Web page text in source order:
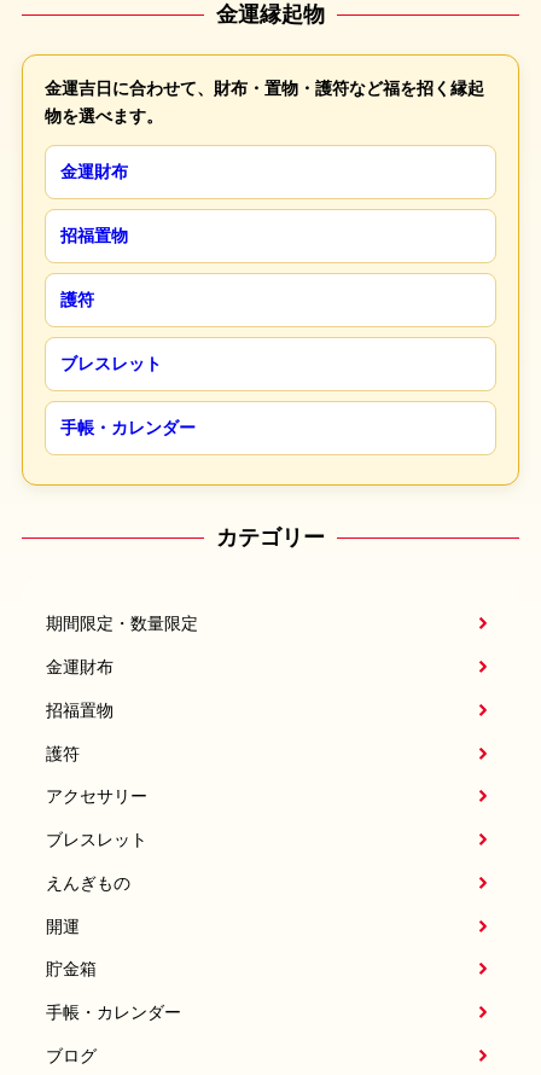
金運縁起物
金運吉日に合わせて、財布・置物・護符など福を招く縁起
物を選べます。
金運財布
招福置物
護符
ブレスレット
手帳・カレンダー
カテゴリー
期間限定・数量限定
金運財布
招福置物
護符
アクセサリー
ブレスレット
えんぎもの
開運
貯金箱
手帳・カレンダー
ブログ